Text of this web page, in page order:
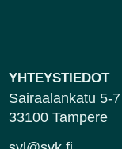
YHTEYSTIEDOT
Sairaalankatu 5-7
33100 Tampere